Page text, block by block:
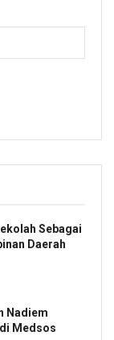
Sebagai
Daerah
Nadiem
Medsos